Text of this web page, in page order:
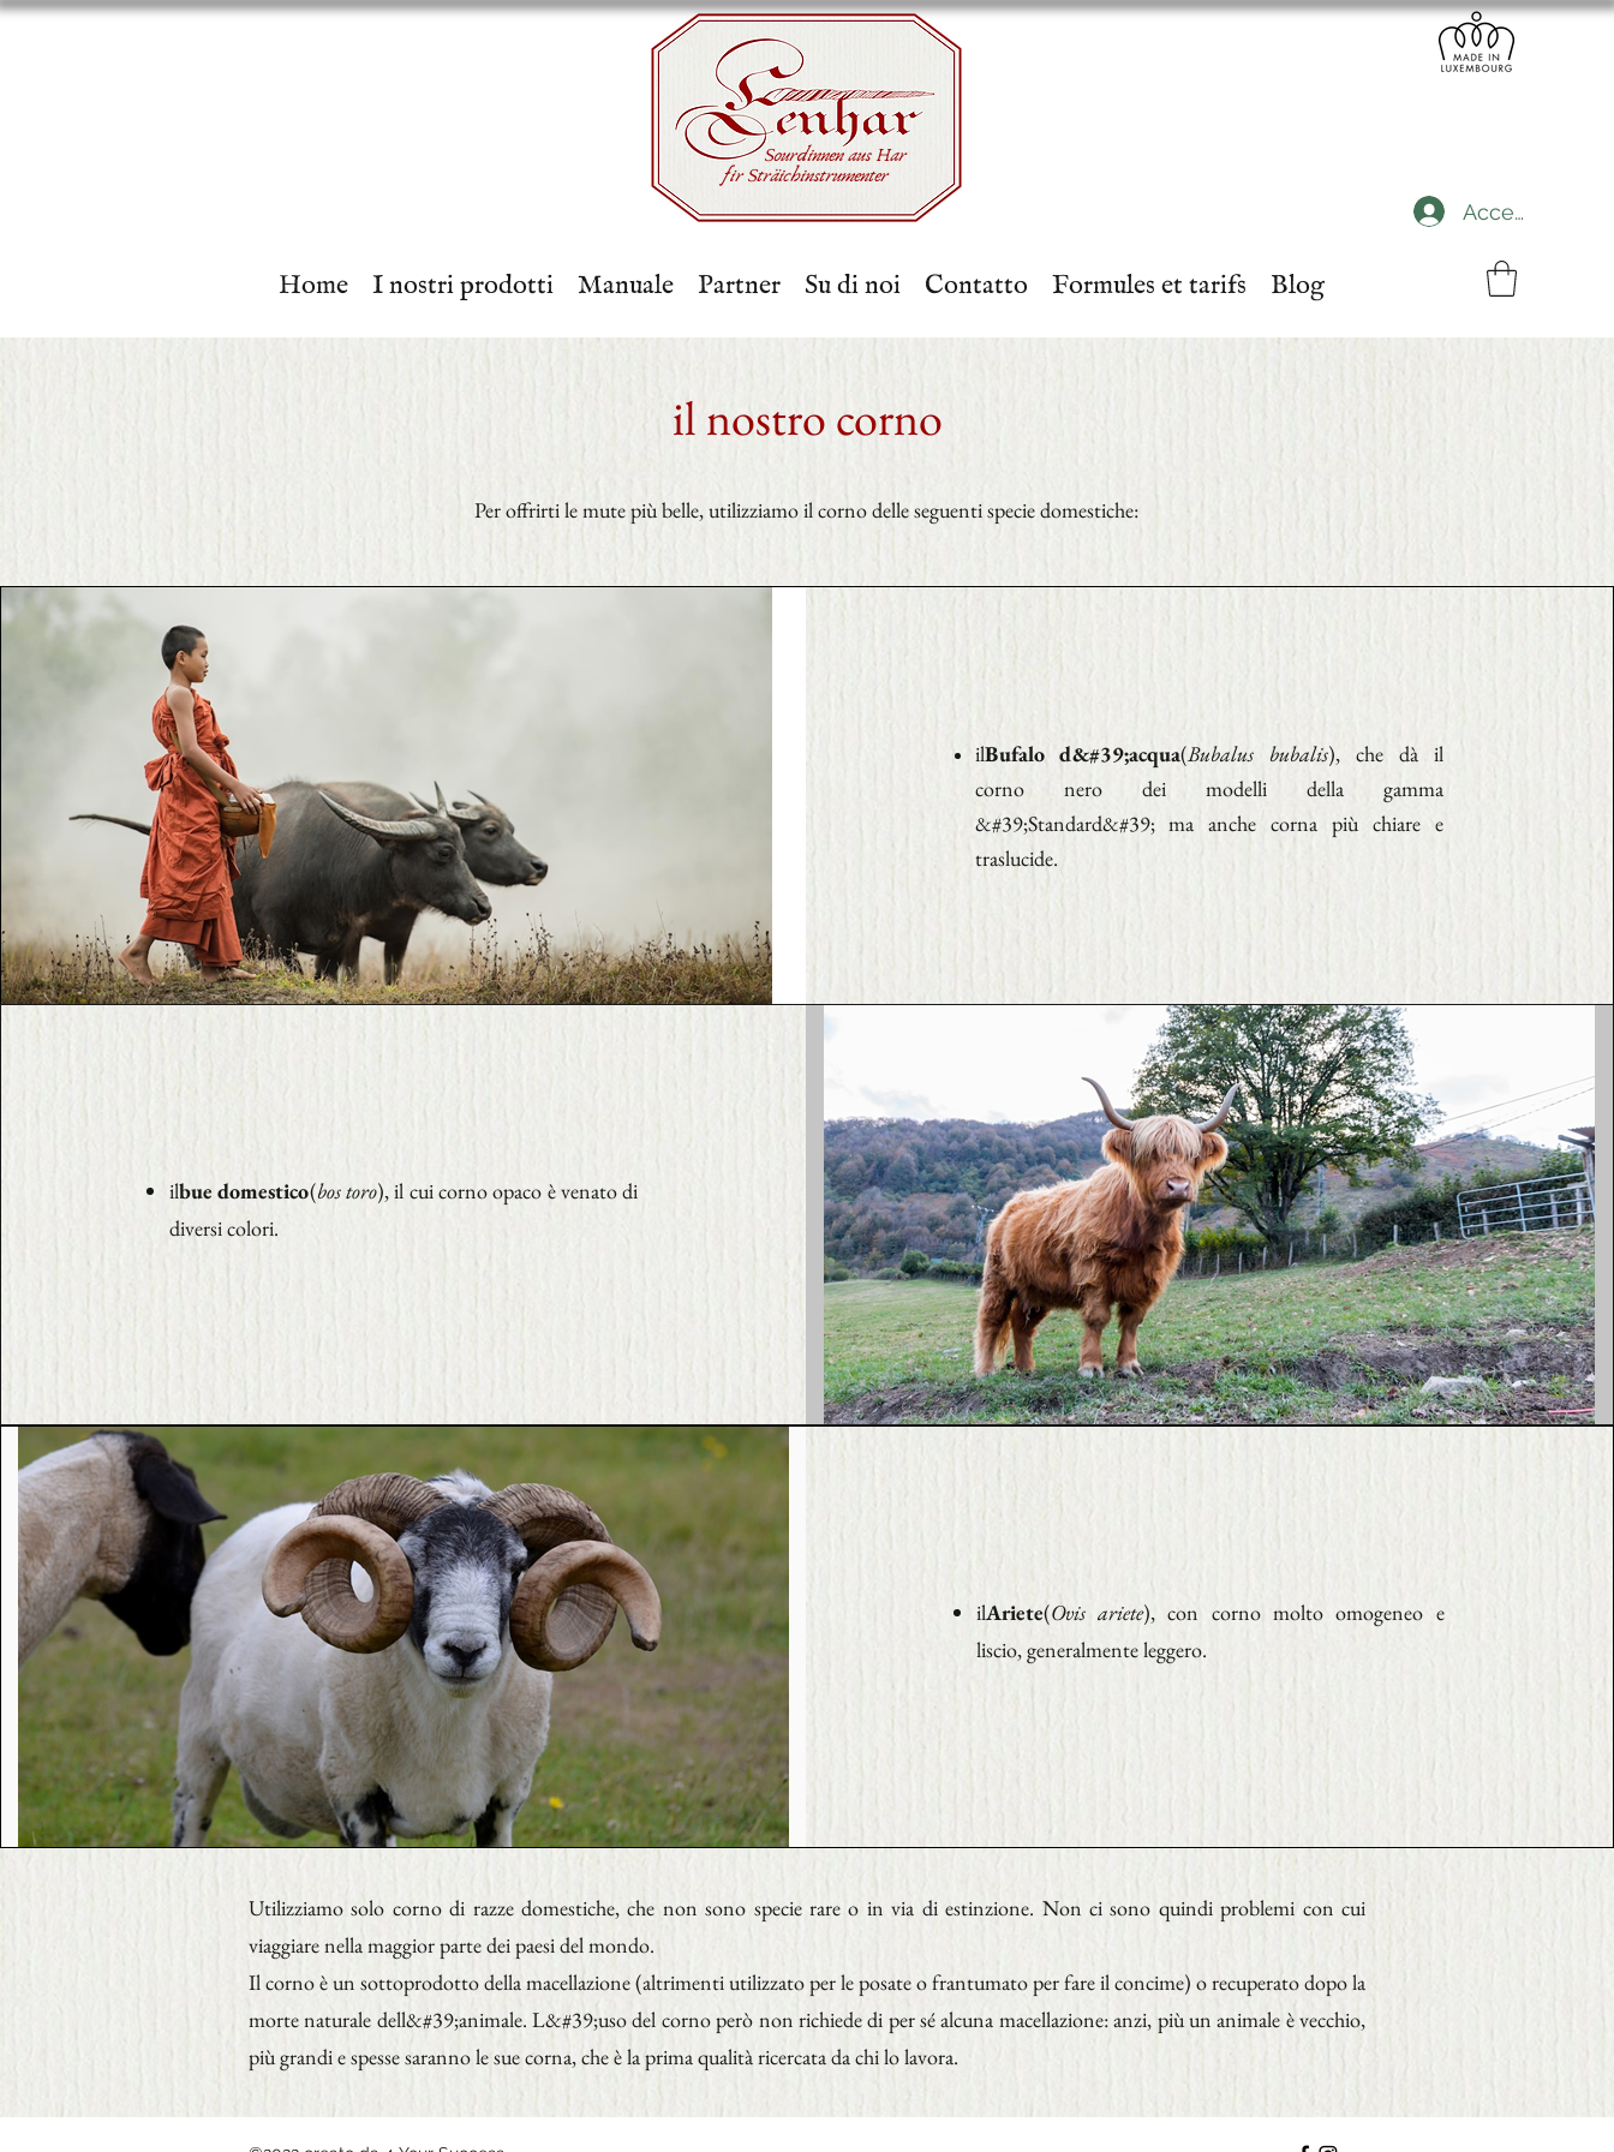
Sourdinnen aus Har
fir Sträichinstrumenter
Accedi
Home I nostri prodotti Manuale Partner Su di noi Contatto Formules et tarifs Blog
il nostro corno
Per offrirti le mute più belle, utilizziamo il corno delle seguenti specie domestiche:
ilBufalo d&#39;acqua(Bubalus bubalis), che dà il
corno nero dei modelli della gamma
&#39;Standard&#39; ma anche corna più chiare e
traslucide.
ilbue domestico(bos toro), il cui corno opaco è venato di
diversi colori.
ilAriete(Ovis ariete), con corno molto omogeneo e
liscio, generalmente leggero.
Utilizziamo solo corno di razze domestiche, che non sono specie rare o in via di estinzione. Non ci sono quindi problemi con cui
viaggiare nella maggior parte dei paesi del mondo.
Il corno è un sottoprodotto della macellazione (altrimenti utilizzato per le posate o frantumato per fare il concime) o recuperato dopo la
morte naturale dell&#39;animale. L&#39;uso del corno però non richiede di per sé alcuna macellazione: anzi, più un animale è vecchio,
più grandi e spesse saranno le sue corna, che è la prima qualità ricercata da chi lo lavora.